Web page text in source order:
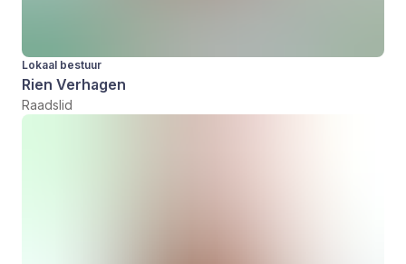
Lokaal bestuur
Rien Verhagen
Raadslid